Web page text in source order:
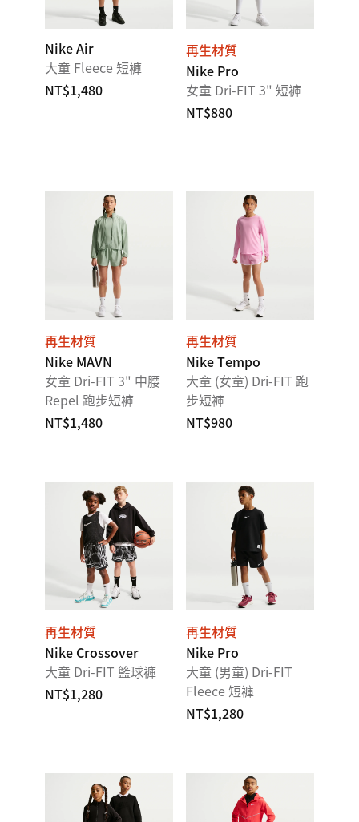
Nike Air
大童 Fleece 短褲
NT$1,480
再生材質
Nike Pro
女童 Dri-FIT 3" 短褲
NT$880
再生材質
Nike MAVN
女童 Dri-FIT 3" 中腰
Repel 跑步短褲
NT$1,480
再生材質
Nike Tempo
大童 (女童) Dri-FIT 跑
步短褲
NT$980
再生材質
Nike Crossover
大童 Dri-FIT 籃球褲
NT$1,280
再生材質
Nike Pro
大童 (男童) Dri-FIT
Fleece 短褲
NT$1,280